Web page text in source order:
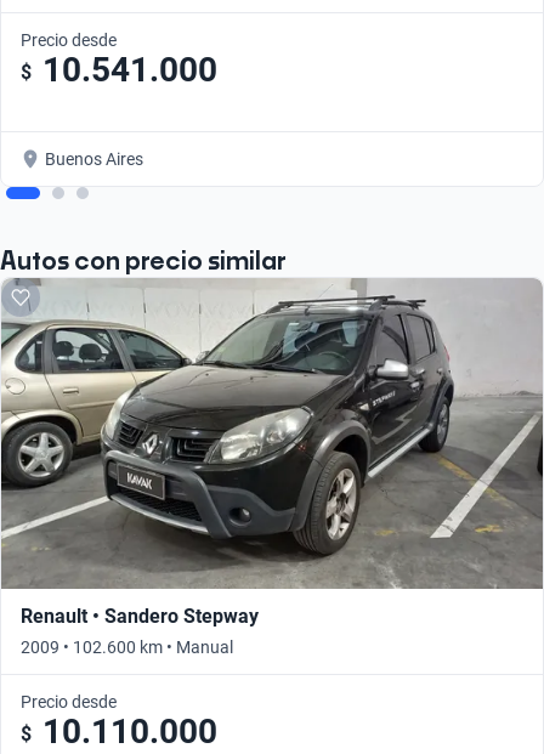
Precio desde
$ 10.541.000
Buenos Aires
Autos con precio similar
Renault • Sandero Stepway
2009 • 102.600 km • Manual
Precio desde
$ 10.110.000